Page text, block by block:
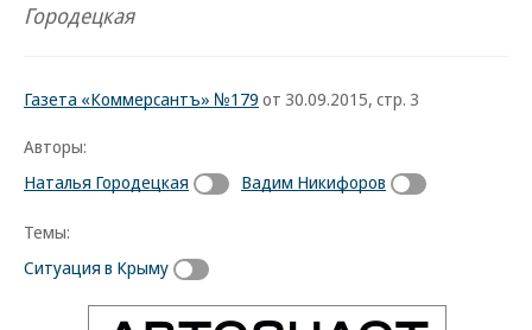
Городецкая
Газета «Коммерсантъ» №179 от 30.09.2015, стр. 3
Авторы:
Наталья Городецкая
Вадим Никифоров
Темы:
Ситуация в Крыму